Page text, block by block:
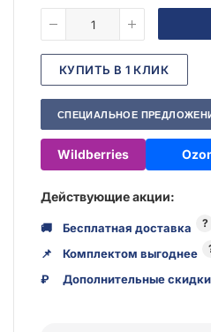
КУПИТЬ В 1 КЛИК
СПЕЦИАЛЬНОЕ
Wildberries
Действующие акции:
🚚 Бесплатная доставка ?
📌 Комплектом выгоднее
₽ Дополнительные скидки